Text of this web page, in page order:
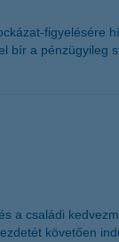
figyelésére
bír a pénzügyileg
a családi
követően